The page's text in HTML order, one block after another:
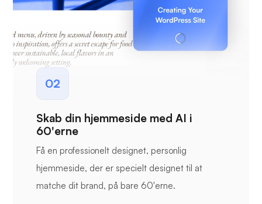
02
Skab din hjemmeside med AI i
60'erne
Få en professionelt designet, personlig
hjemmeside, der er specielt designet til at
matche dit brand, på bare 60'erne.